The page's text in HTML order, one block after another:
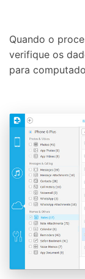
Quando o
verifique os
para